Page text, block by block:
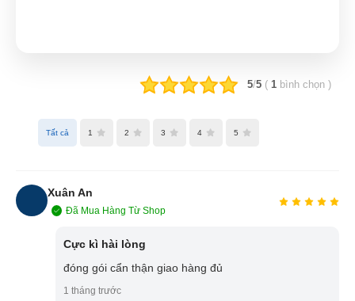
5/5 ( 1 bình chọn)
Tất cả 1 2 3 4 5
Xuân An
Đã Mua Hàng Từ Shop
Cực kì hài lòng
đóng gói cẩn thận giao hàng đủ
1 tháng trước